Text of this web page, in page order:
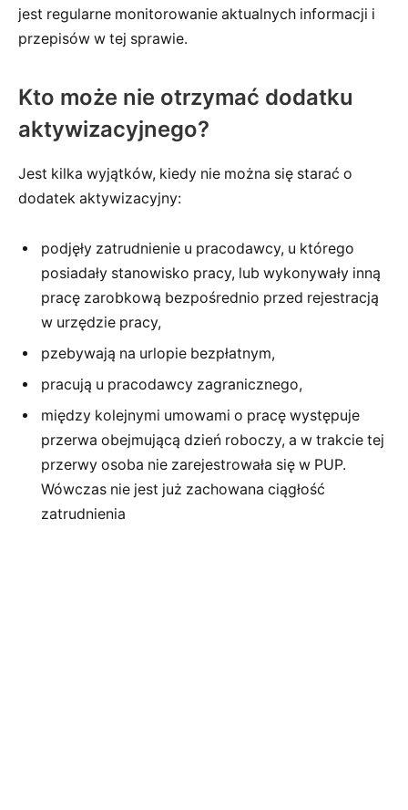
jest regularne monitorowanie aktualnych informacji i
przepisów w tej sprawie.
Kto może nie otrzymać dodatku
aktywizacyjnego?
Jest kilka wyjątków, kiedy nie można się starać o
dodatek aktywizacyjny:
podjęły zatrudnienie u pracodawcy, u którego
posiadały stanowisko pracy, lub wykonywały inną
pracę zarobkową bezpośrednio przed rejestracją
w urzędzie pracy,
pzebywają na urlopie bezpłatnym,
pracują u pracodawcy zagranicznego,
między kolejnymi umowami o pracę występuje
przerwa obejmującą dzień roboczy, a w trakcie tej
przerwy osoba nie zarejestrowała się w PUP.
Wówczas nie jest już zachowana ciągłość
zatrudnienia